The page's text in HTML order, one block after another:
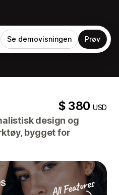
Se demovisningen Prøv
$ 380USD
design og
bygget for